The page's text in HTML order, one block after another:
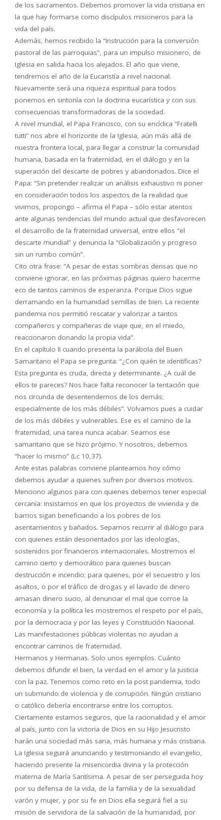
de los sacramentos. Debemos promover la vida cristiana en
la que hay formarse como discípulos misioneros para la
vida del país.
Además, hemos recibido la “Instrucción para la conversión
pastoral de las parroquias”, para un impulso misionero, de
Iglesia en salida hacia los alejados. El año que viene,
tendremos el año de la Eucaristía a nivel nacional.
Nuevamente será una riqueza espiritual para todos
ponernos en sintonía con la doctrina eucarística y con sus
consecuencias transformadoras de la sociedad.
A nivel mundial, el Papa Francisco, con su encíclica “Fratelli
tutti” nos abre el horizonte de la Iglesia, aún más allá de
nuestra frontera local, para llegar a construir la comunidad
humana, basada en la fraternidad, en el diálogo y en la
superación del descarte de pobres y abandonados. Dice el
Papa: “Sin pretender realizar un análisis exhaustivo ni poner
en consideración todos los aspectos de la realidad que
vivimos, propongo – afirma el Papa – sólo estar atentos
ante algunas tendencias del mundo actual que desfavorecen
el desarrollo de la fraternidad universal, entre ellos “el
descarte mundial” y denuncia la “Globalización y progreso
sin un rumbo común”.
Cito otra frase: “A pesar de estas sombras densas que no
conviene ignorar, en las próximas páginas quiero hacerme
eco de tantos caminos de esperanza. Porque Dios sigue
derramando en la humanidad semillas de bien. La reciente
pandemia nos permitió rescatar y valorizar a tantos
compañeros y compañeras de viaje que, en el miedo,
reaccionaron donando la propia vida”.
En el capítulo II cuando presenta la parábola del Buen
Samaritano el Papa se pregunta: “¿Con quién te identificas?
Esta pregunta es cruda, directa y determinante. ¿A cuál de
ellos te pareces? Nos hace falta reconocer la tentación que
nos circunda de desentendernos de los demás;
especialmente de los más débiles”. Volvamos pues a cuidar
de los más débiles y vulnerables. Ese es el camino de la
fraternidad, una tarea nunca acabar. Seamos ese
samaritano que se hizo prójimo. Y nosotros, debemos
“hacer lo mismo” (Lc 10,37).
Ante estas palabras conviene plantearnos hoy cómo
debemos ayudar a quienes sufren por diversos motivos.
Menciono algunos para con quienes debemos tener especial
cercanía: insistamos en que los proyectos de vivienda y de
barrios sigan beneficiando a los pobres de los
asentamientos y bañados. Sepamos recurrir al diálogo para
con quienes están desorientados por las ideologías,
sostenidos por financieros internacionales. Mostremos el
camino cierto y democrático para quienes buscan
destrucción e incendio; para quienes, por el secuestro y los
asaltos, o por el tráfico de drogas y el lavado de dinero
amasan dinero sucio, al denunciar el mal que corroe la
economía y la política les mostremos el respeto por el país,
por la democracia y por las leyes y Constitución Nacional.
Las manifestaciones públicas violentas no ayudan a
encontrar caminos de fraternidad.
Hermanos y Hermanas. Solo unos ejemplos. Cuánto
debemos difundir el bien, la verdad en el amor y la justicia
con la paz. Tenemos como reto en la post pandemia, todo
un submundo de violencia y de corrupción. Ningún cristiano
o católico debería encontrarse entre los corruptos.
Ciertamente estamos seguros, que la racionalidad y el amor
al país, junto con la victoria de Dios en su Hijo Jesucristo
harán una sociedad más sana, más humana y más cristiana.
La Iglesia seguirá anunciando y testimoniando el evangelio,
haciendo presente la misericordia divina y la protección
materna de María Santísima. A pesar de ser perseguida hoy
por su defensa de la vida, de la familia y de la sexualidad
varón y mujer, y por su fe en Dios ella seguirá fiel a su
misión de servidora de la salvación de la humanidad, por